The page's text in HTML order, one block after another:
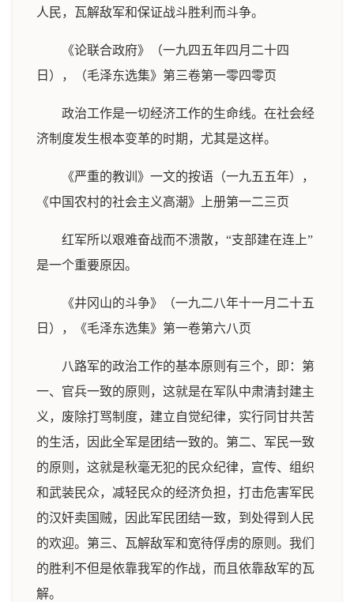
人民，瓦解敌军和保证战斗胜利而斗争。
《论联合政府》（一九四五年四月二十四
日），（毛泽东选集》第三卷第一零四零页
政治工作是一切经济工作的生命线。在社会经
济制度发生根本变革的时期，尤其是这样。
《严重的教训》一文的按语（一九五五年），
《中国农村的社会主义高潮》上册第一二三页
红军所以艰难奋战而不溃散，“支部建在连上”
是一个重要原因。
《井冈山的斗争》（一九二八年十一月二十五
日），《毛泽东选集》第一卷第六八页
八路军的政治工作的基本原则有三个，即：第
一、官兵一致的原则，这就是在军队中肃清封建主
义，废除打骂制度，建立自觉纪律，实行同甘共苦
的生活，因此全军是团结一致的。第二、军民一致
的原则，这就是秋毫无犯的民众纪律，宣传、组织
和武装民众，减轻民众的经济负担，打击危害军民
的汉奸卖国贼，因此军民团结一致，到处得到人民
的欢迎。第三、瓦解敌军和宽待俘虏的原则。我们
的胜利不但是依靠我军的作战，而且依靠敌军的瓦
解。